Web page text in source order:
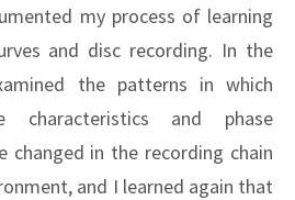
my process of learning
and disc recording. In the
the patterns in which
characteristics and phase
changed in the recording chain
and I learned again that